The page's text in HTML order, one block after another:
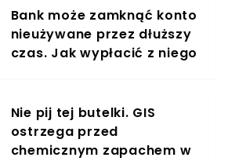
Bank może zamknąć konto
nieużywane przez dłuższy
czas. Jak wypłacić z niego
Nie pij tej butelki. GIS
ostrzega przed
chemicznym zapachem w